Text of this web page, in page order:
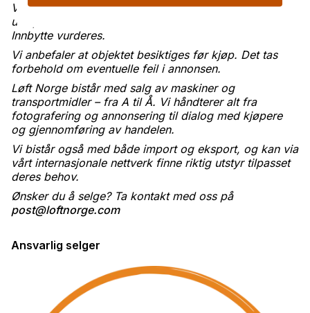
Vi tilbyr gunstig finansiering – ta kontakt for et
uforpliktende tilbud.
Innbytte vurderes.
Vi anbefaler at objektet besiktiges før kjøp. Det tas
forbehold om eventuelle feil i annonsen.
Løft Norge bistår med salg av maskiner og
transportmidler – fra A til Å. Vi håndterer alt fra
fotografering og annonsering til dialog med kjøpere
og gjennomføring av handelen.
Vi bistår også med både import og eksport, og kan via
vårt internasjonale nettverk finne riktig utstyr tilpasset
deres behov.
Ønsker du å selge? Ta kontakt med oss på
post@loftnorge.com
Ansvarlig selger